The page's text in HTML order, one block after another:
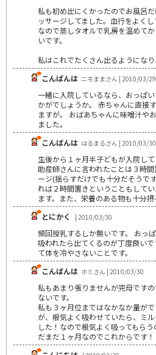
私も初め出にくかったのでお風呂
ッサージしてました。血行をよく
なので蒸しタオルで乳房を温めて
いです。
私はこれでたくさん出るようになり
こんばんは ニモままさん | 2010/03/29
一緒に入院しているなら、おっぱ
かがでしょうか。 赤ちゃんに直接
ますが。 おばあちゃんに味噌汁や
ました。
こんばんは はるまるさん | 2010/03/30
生後から１ヶ月半子どもが入院し
助産師さんに言われたことは３時
ージ(揺らすだけでも十分だそうで
れば２時間置きということもして
ます。また、栄養のある物も十分摂
とにかく
| 2010/03/30
頻回授乳するしか無いです。 おっ
吸われたら出てくるのが丁度良い
て体を冷やさないことです。
こんばんは ホミさん | 2010/03/30
私もあまり張りませんが完母です
ないです。
私も３ヶ月位まではなかなか量が
が、根気よく吸わせていたら、ミ
した！なので根気よく吸ってもら
だまだ１ヶ月なのでこれからです！